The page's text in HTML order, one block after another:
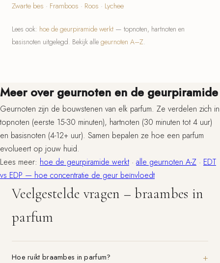
Zwarte bes · Framboos · Roos · Lychee
Lees ook: hoe de geurpiramide werkt — topnoten, hartnoten en
basisnoten uitgelegd. Bekijk alle geurnoten A–Z.
Meer over geurnoten en de geurpiramide
Geurnoten zijn de bouwstenen van elk parfum. Ze verdelen zich in
topnoten (eerste 15-30 minuten), hartnoten (30 minuten tot 4 uur)
en basisnoten (4-12+ uur). Samen bepalen ze hoe een parfum
evolueert op jouw huid.
Lees meer: hoe de geurpiramide werkt· alle geurnoten A-Z · EDT
vs EDP — hoe concentratie de geur beïnvloedt
Veelgestelde vragen – braambes in
parfum
Hoe ruikt braambes in parfum?